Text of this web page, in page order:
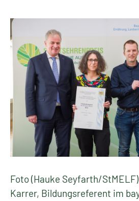
Foto (Hauke Seyfarth/
Karrer, Bildungsreferent im